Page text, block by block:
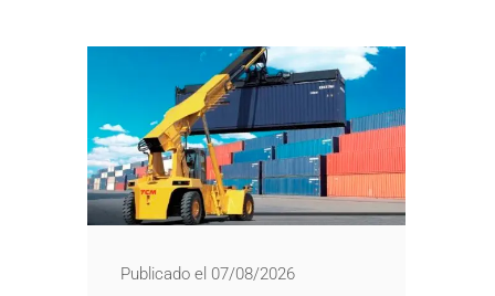
Publicado el 07/08/2026